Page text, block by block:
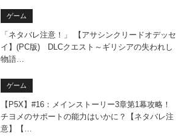
ゲーム
「ネタバレ注意！」 【アサシンクリードオデッセ
イ】(PC版) DLCクエスト～ギリシアの失われし
物語…
ゲーム
【P5X】#16：メインストーリー3章第1幕攻略！
チヨメのサポートの能力はいかに？【ネタバレ注
意】【…